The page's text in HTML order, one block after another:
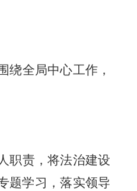
绕全局中心工作，
职责，将法治建设
题学习 ，落实领导